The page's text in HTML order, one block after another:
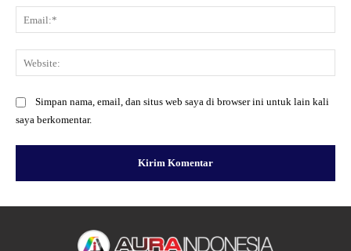
Simpan nama, email, dan situs web saya di browser ini untuk lain kali
saya berkomentar.